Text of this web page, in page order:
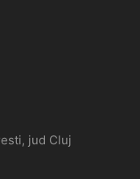
jud Cluj